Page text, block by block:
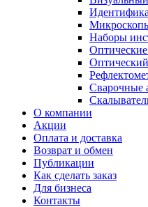
Наборы
Сварочные
О компании
Акции
Оплата и доставка
Возврат и обмен
Публикации
Как сделать заказ
Для бизнеса
Контакты